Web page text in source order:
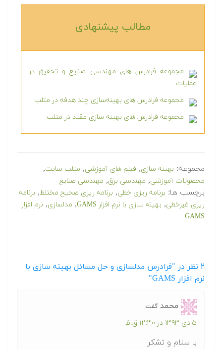
مطالب پیشنهادی‎
مجموعه فرادرس های مهندسی صنایع و تحقیق در
عملیات
مجموعه فرادرس های بهینه‌سازی چند هدفه در متلب
مجموعه فرادرس های بهینه سازی مقید در متلب
مجموعه: بهینه سازی, فیلم های آموزشی, متلب سایت,
محصولات آموزشی, مهندسی برق, مهندسی صنایع
برچسب ها: برنامه ریزی خطی, برنامه ریزی صحیح مختلط, برنامه
ریزی غیرخطی, بهینه سازی با نرم افزار GAMS , مدلسازی, نرم افزار
GAMS
۲ نظر در "فرادرس مدلسازی و حل مسائل بهینه سازی با
نرم افزار GAMS"
محمد گفت:
۵ دی ۱۳۹۳ در ۱۲:۳۰ ق.ظ
با سلام و تشکر